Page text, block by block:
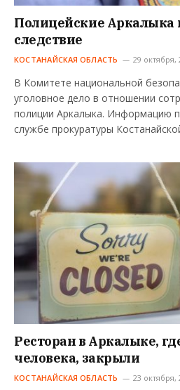
Полицейские Аркалыка
следствие
КОСТАНАЙСКАЯ ОБЛАСТЬ 29 октября,
В Комитете национальной
уголовное дело в отношении
полиции Аркалыка. Информацию
службе прокуратуры
Ресторан в Аркалыке,
человека, закрыли
КОСТАНАЙСКАЯ ОБЛАСТЬ 23 октября,